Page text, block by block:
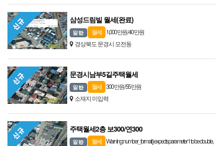
삼성드림빌 월세(완료)
월세
1,000 만원 / 40 만원
경상북도 문경시 모전동
문경시남부5길주택월세
월세
300 만원 / 55 만원
소재지 미입력
주택월세2층 보300/연300
월세
Warning: number_format() expects parameter 1 to be double,